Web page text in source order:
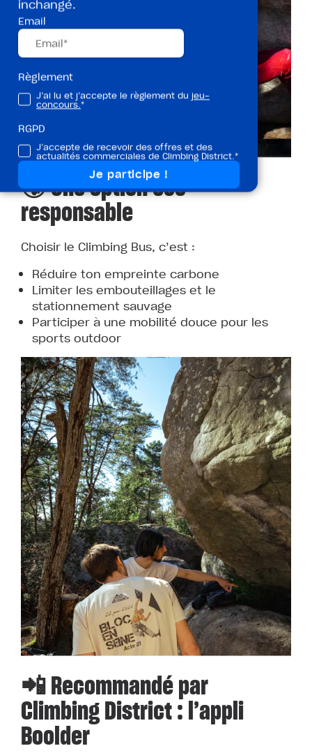
🌍 Une option éco-
responsable
Choisir le Climbing Bus, c’est :
Réduire ton empreinte carbone
Limiter les embouteillages et le
stationnement sauvage
Participer à une mobilité douce pour les
sports outdoor
📲 Recommandé par
Climbing District : l’appli
Boolder
inchangé.
Email
Règlement
J’ai lu et j’accepte le règlement du jeu-
concours.*
RGPD
J’accepte de recevoir des offres et des
actualités commerciales de Climbing District.*